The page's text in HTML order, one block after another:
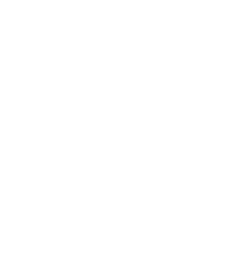
並生產製造的理
的經銷商與網路選
與自然材質的服飾與
蒐集世界各地舒適且